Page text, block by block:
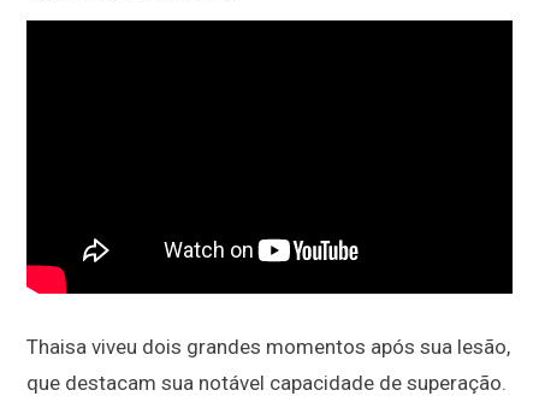
Thaisa viveu dois grandes momentos após sua lesão,
que destacam sua notável capacidade de superação.